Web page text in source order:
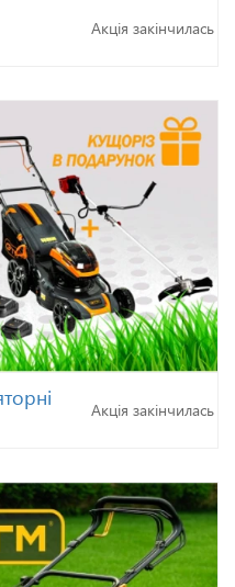
Акція закінчилась
Акція закінчилась